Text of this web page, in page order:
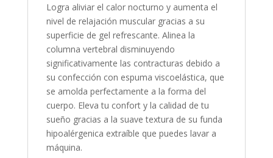
Logra aliviar el calor nocturno y aumenta el
nivel de relajación muscular gracias a su
superficie de gel refrescante. Alinea la
columna vertebral disminuyendo
significativamente las contracturas debido a
su confección con espuma viscoelástica, que
se amolda perfectamente a la forma del
cuerpo. Eleva tu confort y la calidad de tu
sueño gracias a la suave textura de su funda
hipoalérgenica extraíble que puedes lavar a
máquina.